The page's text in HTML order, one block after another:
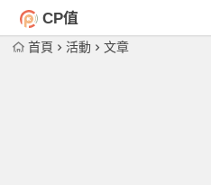
CP值
首頁 活動 文章